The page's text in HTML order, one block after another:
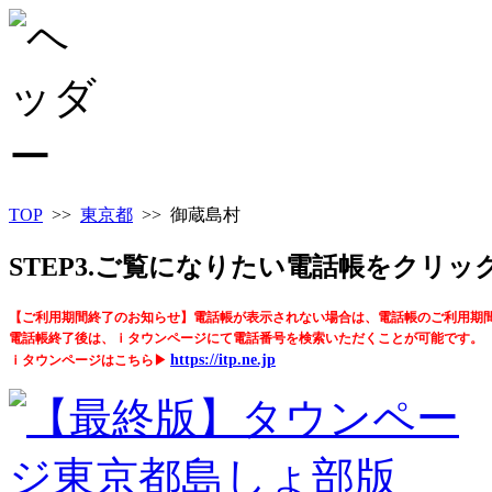
TOP >> 東京都 >> 御蔵島村
STEP3.ご覧になりたい電話帳をクリッ
【ご利用期間終了のお知らせ】電話帳が表示されない場合は、電話帳のご利用期
電話帳終了後は、ｉタウンページにて電話番号を検索いただくことが可能です。
ｉタウンページはこちら▶ https://itp.ne.jp